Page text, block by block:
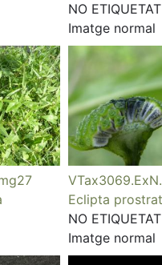
NO ETIQUETAT
Imatge normal
Eclipta
NO ETIQUETAT
Imatge normal